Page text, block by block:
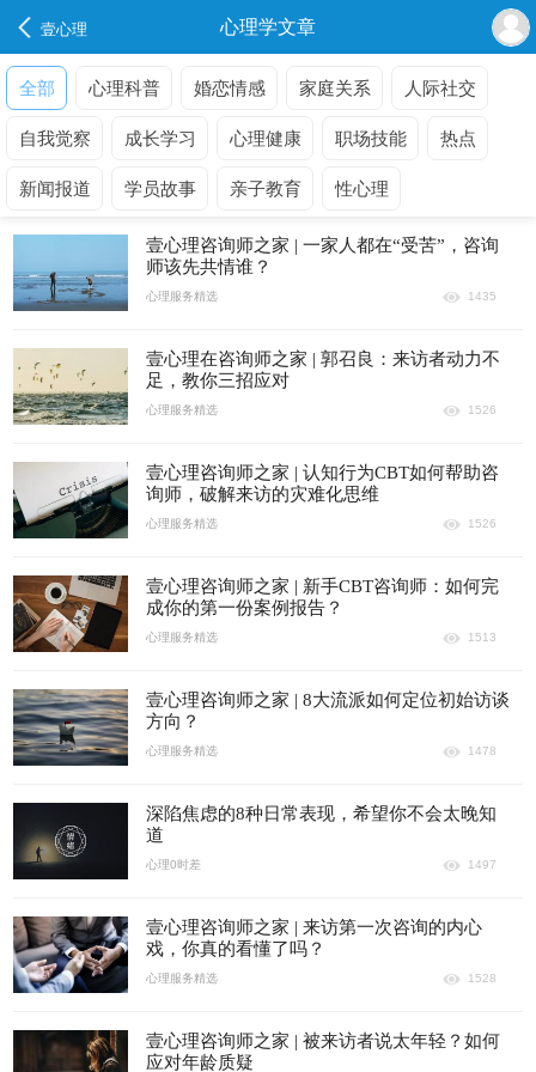
壹心理 心理学文章
全部 心理科普 婚恋情感 家庭关系 人际社交
自我觉察 成长学习 心理健康 职场技能 热点
新闻报道 学员故事 亲子教育 性心理
壹心理咨询师之家 | 一家人都在“受苦”，咨询
师该先共情谁？
心理服务精选 1435
壹心理在咨询师之家 | 郭召良：来访者动力不
足，教你三招应对
心理服务精选 1526
壹心理咨询师之家 | 认知行为CBT如何帮助咨
询师，破解来访的灾难化思维
心理服务精选 1526
壹心理咨询师之家 | 新手CBT咨询师：如何完
成你的第一份案例报告？
心理服务精选 1513
壹心理咨询师之家 | 8大流派如何定位初始访谈
方向？
心理服务精选 1478
深陷焦虑的8种日常表现，希望你不会太晚知
道
心理0时差 1497
壹心理咨询师之家 | 来访第一次咨询的内心
戏，你真的看懂了吗？
心理服务精选 1528
壹心理咨询师之家 | 被来访者说太年轻？如何
应对年龄质疑